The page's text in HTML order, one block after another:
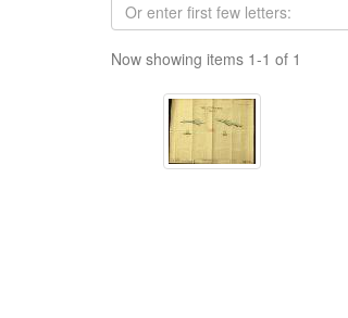
Now showing items 1-1 of 1